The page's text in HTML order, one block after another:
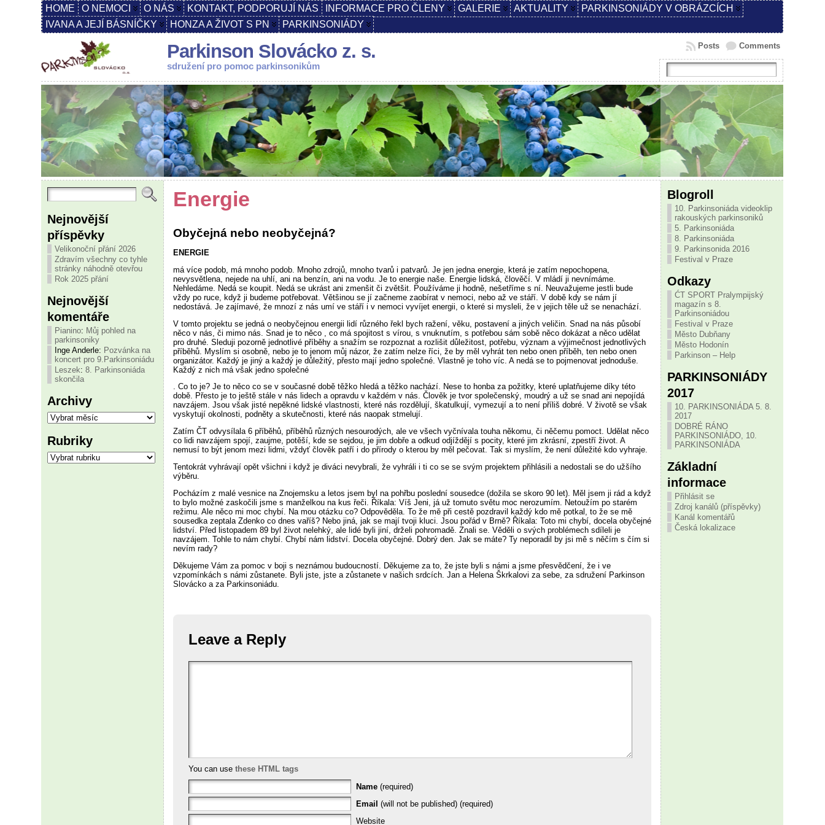
HOME O NEMOCI O NÁS KONTAKT, PODPORUJÍ NÁS INFORMACE PRO ČLENY GALERIE AKTUALITY
PARKINSONIÁDY V OBRÁZCÍCH
IVANA A JEJÍ BÁSNÍČKY
HONZA A ŽIVOT S PN PARKINSONIÁDY
Parkinson Slovácko z. s.
sdružení pro pomoc parkinsonikům
Comments
Posts
Nejnovější
příspěvky
Velikonoční přání 2026
Zdravím všechny co tyhle
stránky náhodně otevřou
Rok 2025 přání
Nejnovější
komentáře
Pianino: Můj pohled na
parkinsoniky
Inge Anderle: Pozvánka na
koncert pro 9.Parkinsoniádu
Leszek:8. Parkinsoniáda
skončila
Archivy
Archivy
Rubriky
Rubriky
Energie
Obyčejná nebo neobyčejná?
ENERGIE
má více podob, má mnoho podob. Mnoho zdrojů, mnoho tvarů i patvarů. Je jen jedna energie, která je zatím nepochopena,
nevysvětlena, nejede na uhlí, ani na benzín, ani na vodu. Je to energie naše. Energie lidská, člověčí. V mládí ji nevnímáme.
Nehledáme. Nedá se koupit. Nedá se ukrást ani zmenšit či zvětšit. Používáme ji hodně, nešetříme s ní. Neuvažujeme jestli bude
vždy po ruce, když ji budeme potřebovat. Většinou se jí začneme zaobírat v nemoci, nebo až ve stáří. V době kdy se nám jí
nedostává. Je zajímavé, že mnozí z nás umí ve stáří i v nemoci vyvíjet energii, o které si mysleli, že v jejich těle už se nenachází.
V tomto projektu se jedná o neobyčejnou energii lidí různého řekl bych ražení, věku, postavení a jiných veličin. Snad na nás působí
něco v nás, či mimo nás. Snad je to něco , co má spojitost s vírou, s vnuknutím, s potřebou sám sobě něco dokázat a něco udělat
pro druhé. Sleduji pozorně jednotlivé příběhy a snažím se rozpoznat a rozlišit důležitost, potřebu, význam a výjimečnost jednotlivých
příběhů. Myslím si osobně, nebo je to jenom můj názor, že zatím nelze říci, že by měl vyhrát ten nebo onen příběh, ten nebo onen
organizátor. Každý je jiný a každý je důležitý, přesto mají jedno společné. Vlastně je toho víc. A nedá se to pojmenovat jednoduše.
Každý z nich má však jedno společné
. Co to je? Je to něco co se v současné době těžko hledá a těžko nachází. Nese to honba za požitky, které uplatňujeme díky této
době. Přesto je to ještě stále v nás lidech a opravdu v každém v nás. Člověk je tvor společenský, moudrý a už se snad ani nepojídá
navzájem. Jsou však jisté nepěkné lidské vlastnosti, které nás rozdělují, škatulkují, vymezují a to není příliš dobré. V životě se však
vyskytují okolnosti, podněty a skutečnosti, které nás naopak stmelují.
Zatím ČT odvysílala 6 příběhů, příběhů různých nesourodých, ale ve všech vyčnívala touha někomu, či něčemu pomoct. Udělat něco
co lidi navzájem spojí, zaujme, potěší, kde se sejdou, je jim dobře a odkud odjíždějí s pocity, které jim zkrásní, zpestří život. A
nemusí to být jenom mezi lidmi, vždyť člověk patří i do přírody o kterou by měl pečovat. Tak si myslím, že není důležité kdo vyhraje.
Tentokrát vyhrávají opět všichni i když je diváci nevybrali, že vyhráli i ti co se se svým projektem přihlásili a nedostali se do užšího
výběru.
Pocházím z malé vesnice na Znojemsku a letos jsem byl na pohřbu poslední sousedce (dožila se skoro 90 let). Měl jsem ji rád a když
to bylo možné zaskočili jsme s manželkou na kus řeči. Říkala: Víš Jeni, já už tomuto světu moc nerozumím. Netoužím po starém
režimu. Ale něco mi moc chybí. Na mou otázku co? Odpověděla. To že mě při cestě pozdravil každý kdo mě potkal, to že se mě
sousedka zeptala Zdenko co dnes vaříš? Nebo jiná, jak se mají tvoji kluci. Jsou pořád v Brně? Říkala: Toto mi chybí, docela obyčejné
lidství. Před listopadem 89 byl život nelehký, ale lidé byli jiní, drželi pohromadě. Znali se. Věděli o svých problémech sdíleli je
navzájem. Tohle to nám chybí. Chybí nám lidství. Docela obyčejné. Dobrý den. Jak se máte? Ty neporadil by jsi mě s něčím s čím si
nevím rady?
Děkujeme Vám za pomoc v boji s neznámou budoucností. Děkujeme za to, že jste byli s námi a jsme přesvědčení, že i ve
vzpomínkách s námi zůstanete. Byli jste, jste a zůstanete v našich srdcích. Jan a Helena Škrkalovi za sebe, za sdružení Parkinson
Slovácko a za Parkinsoniádu.
Leave a Reply
You can usethese HTML tags
Name (required)
Email (will not be published) (required)
Website
Blogroll
10. Parkinsoniáda videoklip
rakouských parkinsoniků
5. Parkinsoniáda
8. Parkinsoniáda
9. Parkinsonida 2016
Festival v Praze
Odkazy
ĆT SPORT Pralympijský
magazín s 8.
Parkinsoniádou
Festival v Praze
Město Dubňany
Město Hodonín
Parkinson – Help
PARKINSONIÁDY
2017
10. PARKINSONIÁDA 5. 8.
2017
DOBRÉ RÁNO
PARKINSONIÁDO, 10.
PARKINSONIÁDA
Základní
informace
Přihlásit se
Zdroj kanálů (příspěvky)
Kanál komentářů
Česká lokalizace